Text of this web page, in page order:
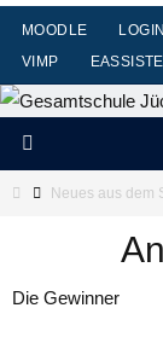
Zum
Inhalt
springen
MOODLE
VIMP
StartNeues aus dem
Die Gewinner